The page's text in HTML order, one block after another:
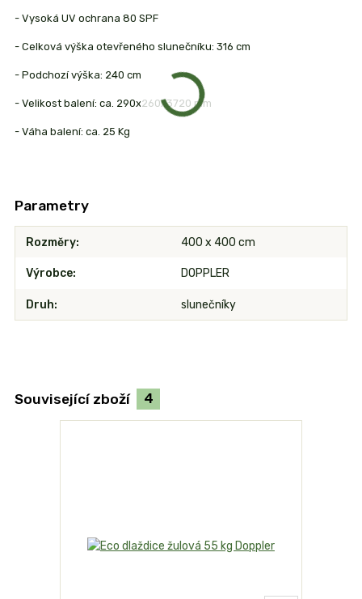
- Vysoká UV ochrana 80 SPF
- Celková výška otevřeného slunečníku: 316 cm
- Podchozí výška: 240 cm
- Velikost balení: ca. 290x260x3720 mm
- Váha balení: ca. 25 Kg
Parametry
Rozměry 400 x 400 cm
Výrobce DOPPLER
Druh slunečníky
Související zboží 4